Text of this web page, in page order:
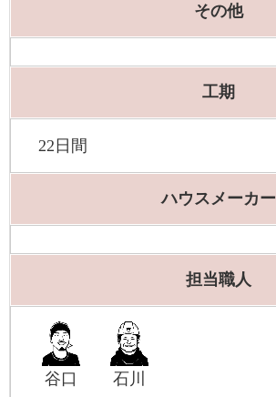
その他
工期
22日間
ハウスメーカー
担当職人
谷口 石川